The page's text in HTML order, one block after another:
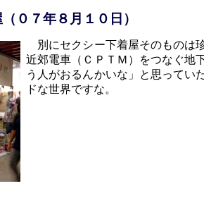
０７年８月１０日）
別にセクシー下着屋そのものは
近郊電車（ＣＰＴＭ）をつなぐ地
う人がおるんかいな」と思ってい
ドな世界ですな。